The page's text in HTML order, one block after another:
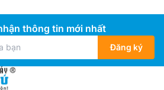
HDR và​​Mini LED Panels đảm bảo
phản và độ sáng tuyệt vời. Dòng
này cũng trang bị công nghệ
Tracking Sound Pro
thông tin mới nhất
Đăng ký